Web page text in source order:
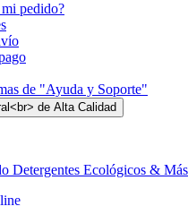
pedido?
de "Ayuda y Soporte"
Detergentes Ecológicos & Más